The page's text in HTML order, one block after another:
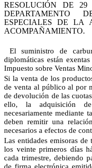
RESOLUCIÓN DE
DEPARTAMENTO
ESPECIALES DE LA
ACOMPAÑAMIENTO.
El suministro de
diplomáticas están
Impuesto sobre Ventas
Si la venta de los
de venta al público al por
de devolución de las
ello, la adquisición de
necesariamente mediante
deben remitir una
necesarios a efectos de
Las entidades emisoras
los veinte primeros días
cada trimestre, debiendo